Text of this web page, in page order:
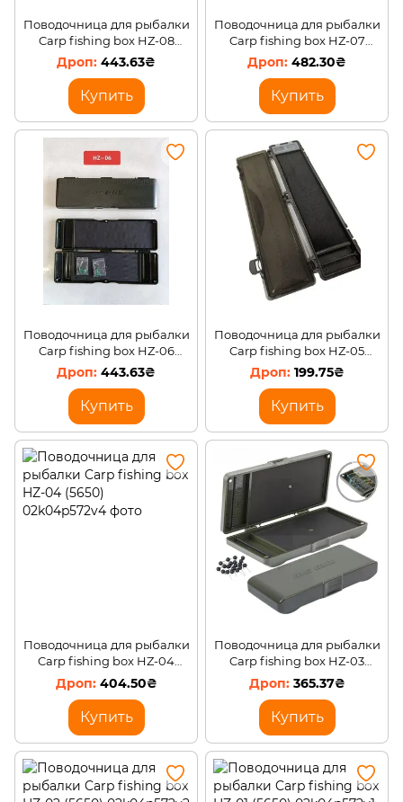
Поводочница для рыбалки
Carp fishing box HZ-08
(5650)
443.63₴
Купить
Поводочница для рыбалки
Carp fishing box HZ-07
(5650)
482.30₴
Купить
Поводочница для рыбалки
Carp fishing box HZ-06
(5650)
443.63₴
Купить
Поводочница для рыбалки
Carp fishing box HZ-05
(5650)
199.75₴
Купить
Поводочница для рыбалки
Carp fishing box HZ-04
(5650)
404.50₴
Купить
Поводочница для рыбалки
Carp fishing box HZ-03
(5650)
365.37₴
Купить